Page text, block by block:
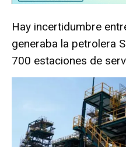
Hay incertidumbre
generaba la petrolera
700 estaciones de